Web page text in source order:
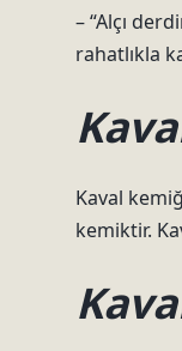
– “Alçı
rahatlıkla
Kaval
kemiktir.